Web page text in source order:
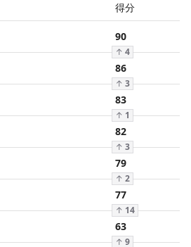
得分
90
↑ 4
86
↑ 3
83
↑ 1
82
↑ 3
79
↑ 2
77
↑ 14
63
↑ 9